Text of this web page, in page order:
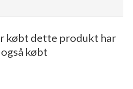
købt dette produkt har
også købt